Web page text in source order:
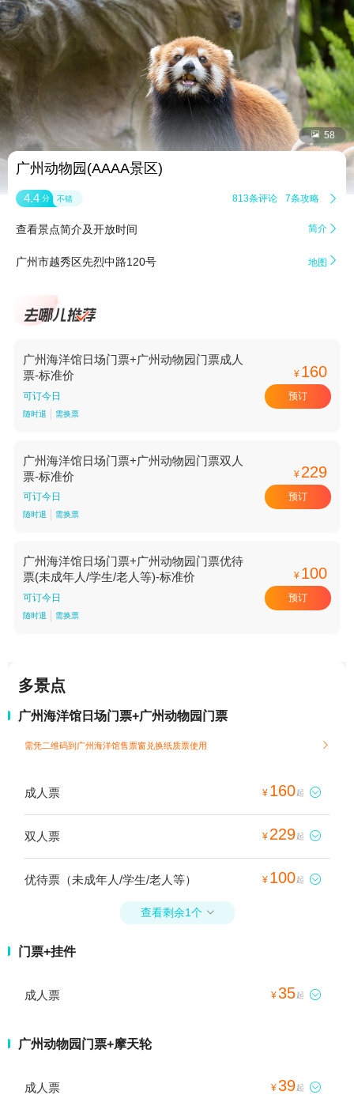
 58
广州动物园(AAAA景区)
4.4 分 不错 813条评论 7条攻略 
查看景点简介及开放时间 简介 
广州市越秀区先烈中路120号 地图 
广州海洋馆日场门票+广州动物园门票成人
票-标准价
可订今日
随时退 需换票
¥ 160
预订
广州海洋馆日场门票+广州动物园门票双人
票-标准价
可订今日
随时退 需换票
¥ 229
预订
广州海洋馆日场门票+广州动物园门票优待
票(未成年人/学生/老人等)-标准价
可订今日
随时退 需换票
¥ 100
预订
多景点
广州海洋馆日场门票+广州动物园门票
需凭二维码到广州海洋馆售票窗兑换纸质票使用 
成人票 ¥ 160起 
双人票 ¥ 229起 
优待票（未成年人/学生/老人等） ¥ 100起 
查看剩余1个 
门票+挂件
成人票 ¥35起 
广州动物园门票+摩天轮
成人票 ¥39起 
